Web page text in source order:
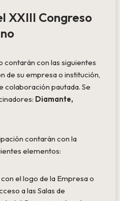
XXIII Congreso
con las siguientes
de su empresa o institución,
colaboración pautada. Se
Diamante,
contarán con la
elementos:
el logo de la Empresa o
a las Salas de